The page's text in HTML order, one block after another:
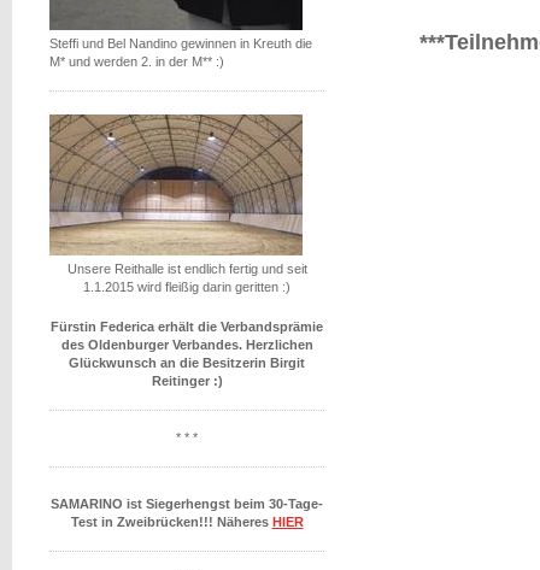
Steffi und Bel Nandino gewinnen in Kreuth die
M* und werden 2. in der M** :)
Unsere Reithalle ist endlich fertig und seit
1.1.2015 wird fleißig darin geritten :)
Fürstin Federica erhält die Verbandsprämie
des Oldenburger Verbandes. Herzlichen
Glückwunsch an die Besitzerin Birgit
Reitinger :)
* * *
SAMARINO ist Siegerhengst beim 30-Tage-
Test in Zweibrücken!!! Näheres HIER